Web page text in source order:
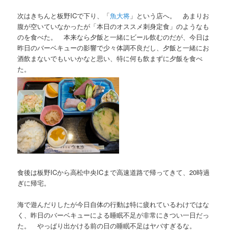
次はきちんと板野ICで下り、「魚大将 」という店へ。 あまりお
腹が空いていなかったが「本日のオススメ刺身定食」のようなも
のを食べた。 本来なら夕飯と一緒にビール飲むのだが、今日は
昨日のバーベキューの影響で少々体調不良だし、夕飯と一緒にお
酒飲まないでもいいかなと思い、特に何も飲まずに夕飯を食べ
た。
食後は板野ICから高松中央ICまで高速道路で帰ってきて、20時過
ぎに帰宅。
海で遊んだりしたが今日自体の行動は特に疲れているわけではな
く、昨日のバーベキューによる睡眠不足が非常にきつい一日だっ
た。 やっぱり出かける前の日の睡眠不足はヤバすぎるな。